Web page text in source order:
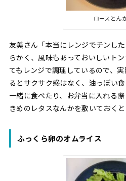
ロースとん
友美さん「本当にレンジでチンし
らかく、風味もあっておいしいト
てもレンジで調理しているので、
るとサクサク感はなく、油っぽい
一緒に食べたり、お弁当に入れる
きめのレタスなんかを敷いておくと
ふっくら卵のオムライス